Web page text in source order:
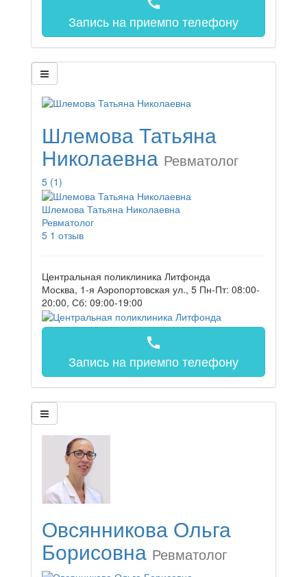
Запись на приемпо телефону
Шлемова Татьяна
Николаевна Ревматолог
5 (1)
Шлемова Татьяна Николаевна
Ревматолог
5 1 отзыв
Центральная поликлиника Литфонда
Москва, 1-я Аэропортовская ул., 5 Пн-Пт: 08:00-
20:00, Сб: 09:00-19:00
call
Запись на приемпо телефону
Овсянникова Ольга
Борисовна Ревматолог